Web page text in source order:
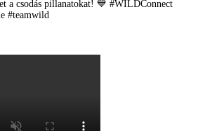
a csodás pillanatokat! 💙 #WILDConnect
#teamwild